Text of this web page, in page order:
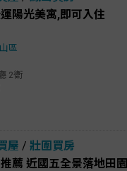
陽光美寓,即可入住
區
2衛
屋 / 壯圍買房
薦 近國五全景落地田